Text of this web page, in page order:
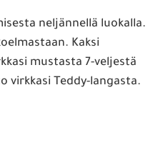
neljännellä luokalla.
Kaksi
mustasta 7-veljestä
virkkasi Teddy-langasta.